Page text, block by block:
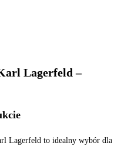
Lagerfeld –
Lagerfeld to idealny wybór dla